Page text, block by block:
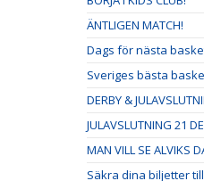
ÄNTLIGEN MATCH!
Dags för nästa
Sveriges bästa
DERBY &
JULAVSLUTNING 21
MAN VILL SE ALVIKS
Säkra dina biljetter